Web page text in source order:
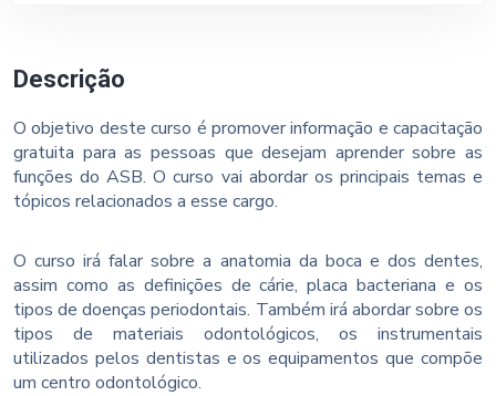
Descrição
O objetivo deste curso é promover informação e capacitação
gratuita para as pessoas que desejam aprender sobre as
funções do ASB. O curso vai abordar os principais temas e
tópicos relacionados a esse cargo.
O curso irá falar sobre a anatomia da boca e dos dentes,
assim como as definições de cárie, placa bacteriana e os
tipos de doenças periodontais. Também irá abordar sobre os
tipos de materiais odontológicos, os instrumentais
utilizados pelos dentistas e os equipamentos que compõe
um centro odontológico.